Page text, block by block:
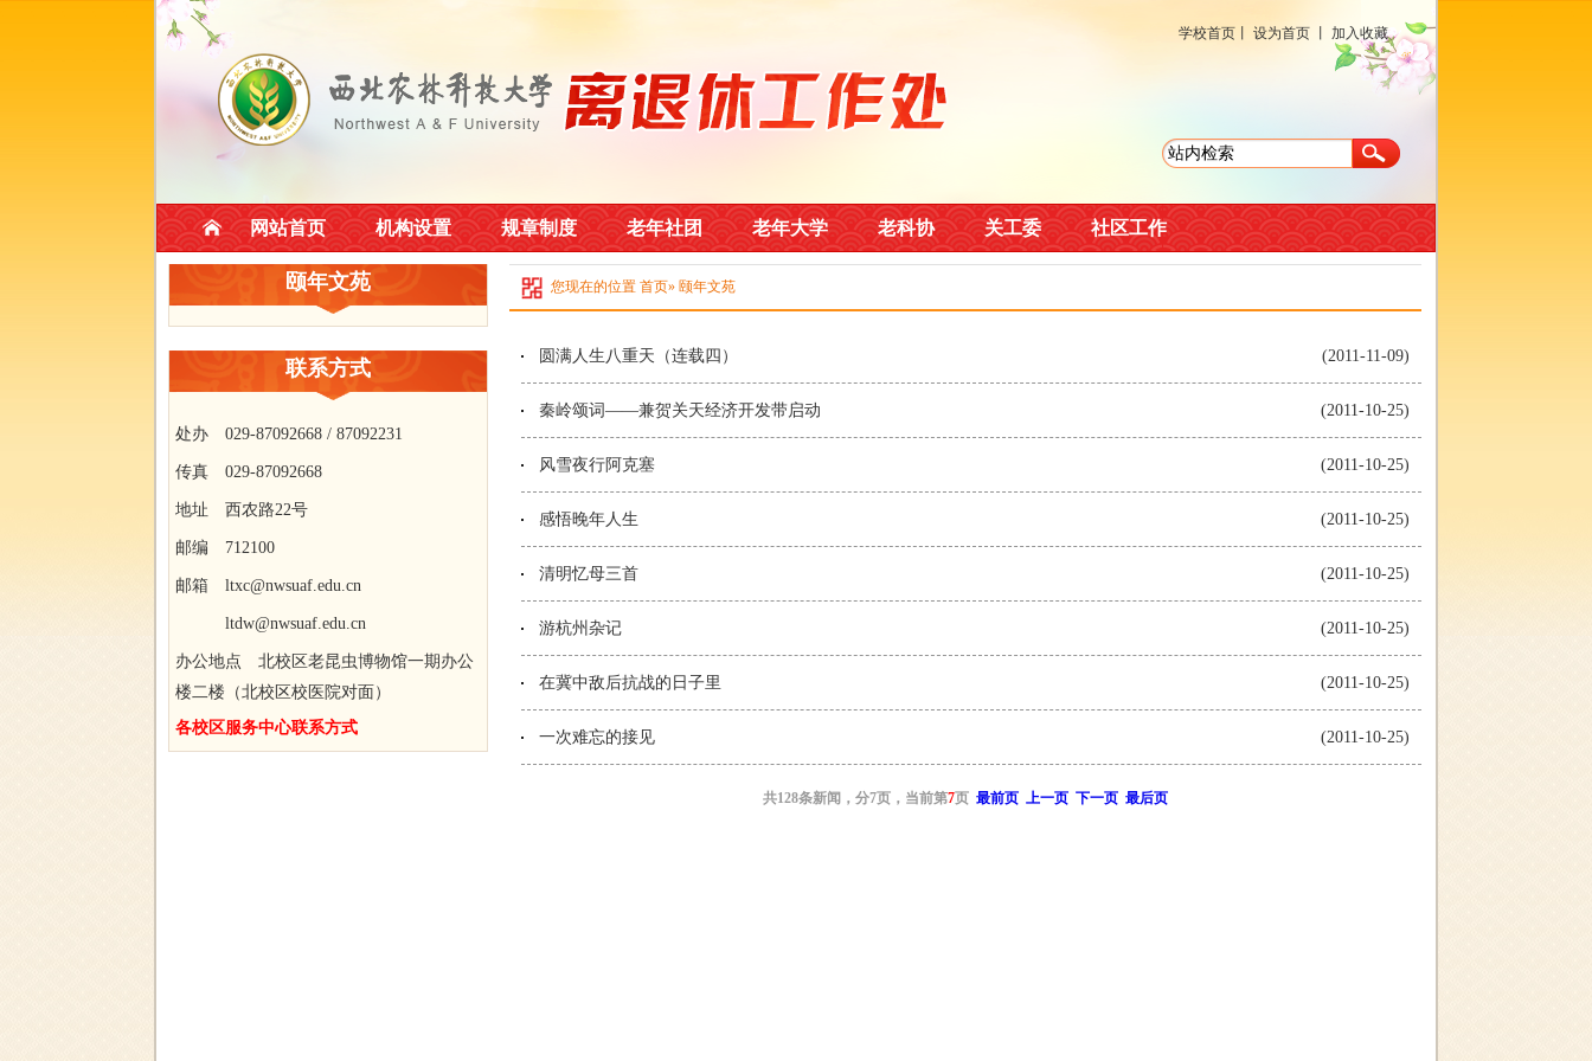
学校首页 设为首页 加入收藏
网站首页 机构设置 规章制度 老年社团 老年大学 老科协 关工委 社区工作
颐年文苑
联系方式
处办 029-87092668 / 87092231
传真 029-87092668
地址 西农路22号
邮编 712100
邮箱 ltxc@nwsuaf.edu.cn
ltdw@nwsuaf.edu.cn
办公地点 北校区老昆虫博物馆一期办公
楼二楼（北校区校医院对面）
各校区服务中心联系方式
您现在的位置 首页» 颐年文苑
(2011-11-09)
圆满人生八重天（连载四）
(2011-10-25)
秦岭颂词——兼贺关天经济开发带启动
(2011-10-25)
风雪夜行阿克塞
(2011-10-25)
感悟晚年人生
(2011-10-25)
清明忆母三首
(2011-10-25)
游杭州杂记
(2011-10-25)
在冀中敌后抗战的日子里
(2011-10-25)
一次难忘的接见
共128条新闻，分7页，当前第7页 最前页 上一页 下一页 最后页